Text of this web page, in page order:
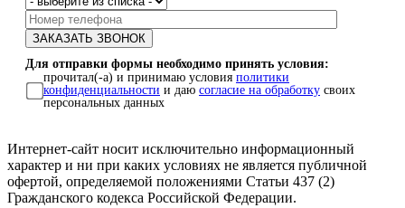
Для отправки формы необходимо принять условия:
прочитал(-а) и принимаю условия политики
конфиденциальности и даю согласие на обработку своих
персональных данных
Интернет-сайт носит исключительно информационный
характер и ни при каких условиях не является публичной
офертой, определяемой положениями Статьи 437 (2)
Гражданского кодекса Российской Федерации.